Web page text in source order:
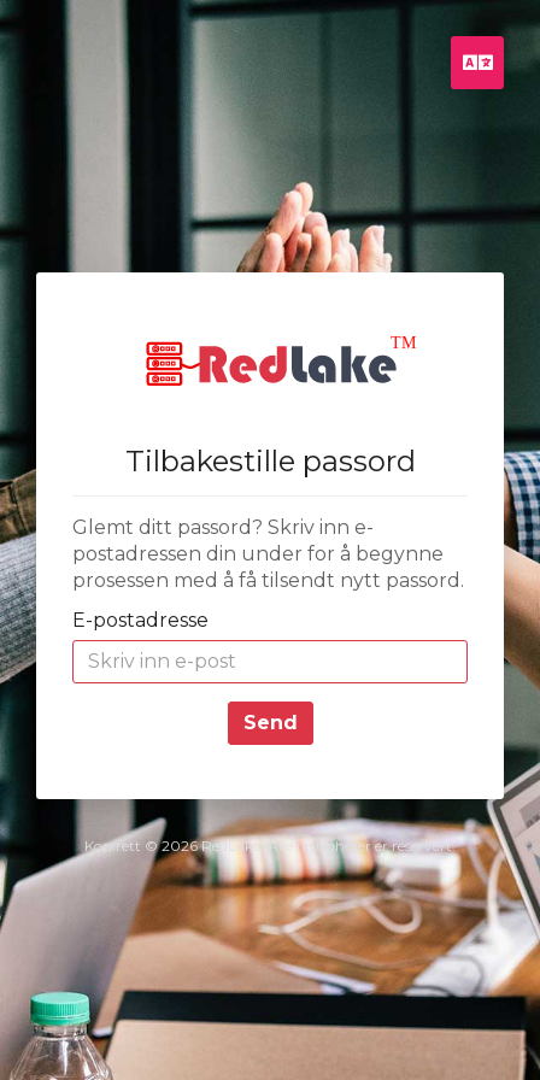
Tilbakestille passord
Glemt ditt passord? Skriv inn e-
postadressen din under for å begynne
prosessen med å få tilsendt nytt passord.
E-postadresse
Send
Kopirett © 2026 RedLake. Alle rettigheter er reservert.